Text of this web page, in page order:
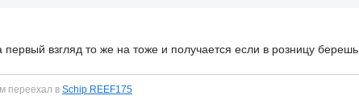
взгляд то же на тоже и получается если в розницу берешь
переехал в Schip REEF175